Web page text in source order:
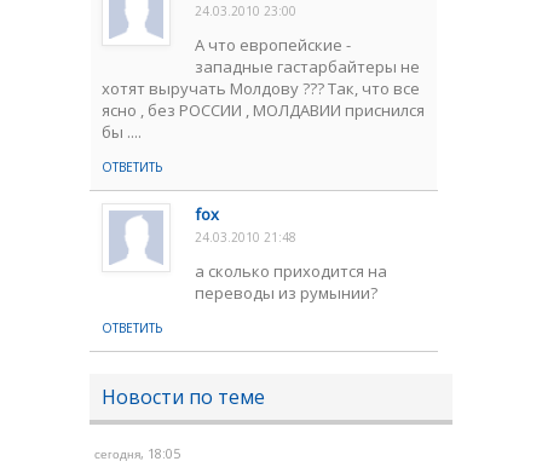
24.03.2010 23:00
А что европейские -
западные гастарбайтеры не
хотят выручать Молдову ??? Так, что все
ясно , без РОССИИ , МОЛДАВИИ приснился
бы ....
ОТВЕТИТЬ
fox
24.03.2010 21:48
а сколько приходится на
переводы из румынии?
ОТВЕТИТЬ
Новости по теме
сегодня, 18:05